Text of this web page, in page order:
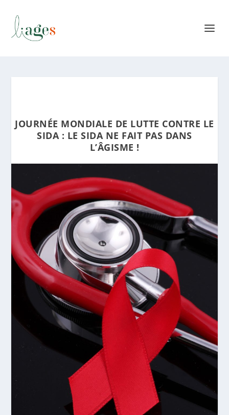
JOURNÉE MONDIALE DE LUTTE CONTRE LE
SIDA : LE SIDA NE FAIT PAS DANS
L’ÂGISME !